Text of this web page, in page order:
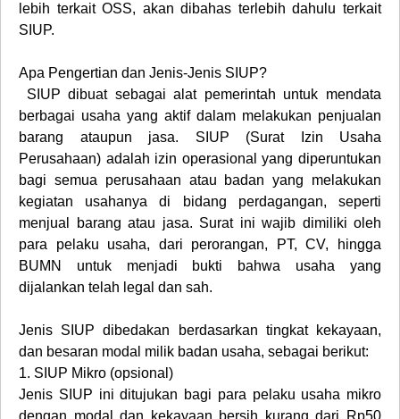
lebih terkait OSS, akan dibahas terlebih dahulu terkait
SIUP.
Apa Pengertian dan Jenis-Jenis SIUP?
SIUP dibuat sebagai alat pemerintah untuk mendata
berbagai usaha yang aktif dalam melakukan penjualan
barang ataupun jasa. SIUP (Surat Izin Usaha
Perusahaan) adalah izin operasional yang diperuntukan
bagi semua perusahaan atau badan yang melakukan
kegiatan usahanya di bidang perdagangan, seperti
menjual barang atau jasa. Surat ini wajib dimiliki oleh
para pelaku usaha, dari perorangan, PT, CV, hingga
BUMN untuk menjadi bukti bahwa usaha yang
dijalankan telah legal dan sah.
Jenis SIUP dibedakan berdasarkan tingkat kekayaan,
dan besaran modal milik badan usaha, sebagai berikut:
1. SIUP Mikro (opsional)
Jenis SIUP ini ditujukan bagi para pelaku usaha mikro